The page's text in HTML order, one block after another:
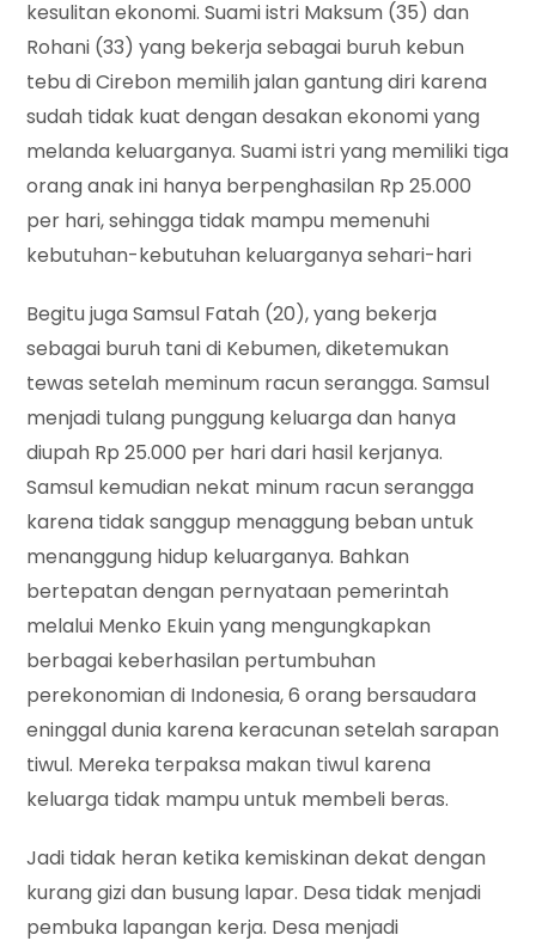
kesulitan ekonomi. Suami istri Maksum (35) dan
Rohani (33) yang bekerja sebagai buruh kebun
tebu di Cirebon memilih jalan gantung diri karena
sudah tidak kuat dengan desakan ekonomi yang
melanda keluarganya. Suami istri yang memiliki tiga
orang anak ini hanya berpenghasilan Rp 25.000
per hari, sehingga tidak mampu memenuhi
kebutuhan-kebutuhan keluarganya sehari-hari
Begitu juga Samsul Fatah (20), yang bekerja
sebagai buruh tani di Kebumen, diketemukan
tewas setelah meminum racun serangga. Samsul
menjadi tulang punggung keluarga dan hanya
diupah Rp 25.000 per hari dari hasil kerjanya.
Samsul kemudian nekat minum racun serangga
karena tidak sanggup menaggung beban untuk
menanggung hidup keluarganya. Bahkan
bertepatan dengan pernyataan pemerintah
melalui Menko Ekuin yang mengungkapkan
berbagai keberhasilan pertumbuhan
perekonomian di Indonesia, 6 orang bersaudara
eninggal dunia karena keracunan setelah sarapan
tiwul. Mereka terpaksa makan tiwul karena
keluarga tidak mampu untuk membeli beras.
Jadi tidak heran ketika kemiskinan dekat dengan
kurang gizi dan busung lapar. Desa tidak menjadi
pembuka lapangan kerja. Desa menjadi